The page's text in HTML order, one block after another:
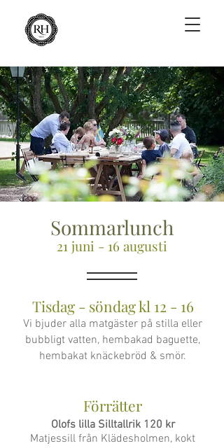
Sommarlunch
21 juni - 16 augusti
Tisdag - söndag kl 12 - 16
Vi bjuder alla matgäster på stilla eller
bubbligt vatten, hembakad baguette,
hembakat knäckebröd & smör.
Förrätter
Olofs lilla Silltallrik120 kr
Matjessill från Klädesholmen, kokt